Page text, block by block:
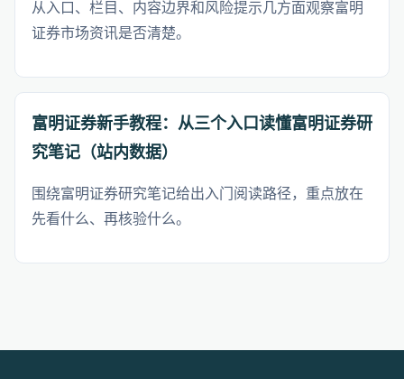
从入口、栏目、内容边界和风险提示几方面观察富明
证券市场资讯是否清楚。
富明证券新手教程：从三个入口读懂富明证券研
究笔记（站内数据）
围绕富明证券研究笔记给出入门阅读路径，重点放在
先看什么、再核验什么。